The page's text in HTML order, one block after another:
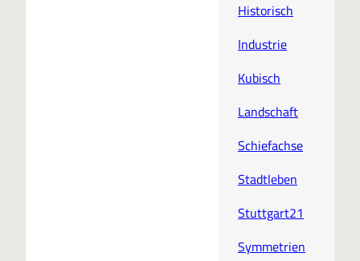
Historisch
Industrie
Kubisch
Landschaft
Schiefachse
Stadtleben
Stuttgart21
Symmetrien